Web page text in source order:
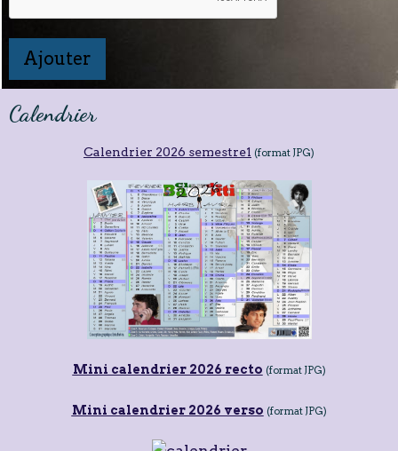
Ajouter
Calendrier
Calendrier 2026 semestre1 (format JPG)
Mini calendrier 2026 recto (format JPG)
Mini calendrier 2026 verso (format JPG)